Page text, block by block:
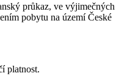
průkaz, ve výjimečných
pobytu na území České
platnost.